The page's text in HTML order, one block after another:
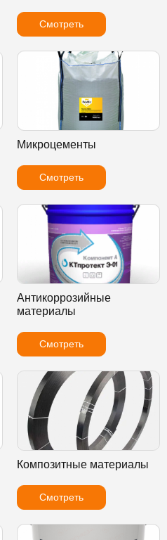
Смотреть
Микроцементы
Смотреть
Антикоррозийные
материалы
Смотреть
Композитные материалы
Смотреть